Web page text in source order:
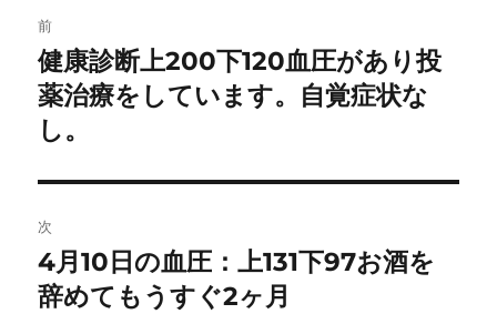
稿
ナ
ビ
ゲ
ー
シ
前
前
の
投
健康診断上200下120血圧があり投
薬治療をしています。自覚症状な
し。
次
次
の
4月10日の血圧：上131下97お酒を
辞めてもうすぐ2ヶ月